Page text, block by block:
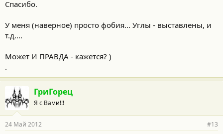
с
и
Спасибо.
У меня (наверное) просто фобия... Углы - выставлены, и
т.д....
Может И ПРАВДА - кажется? )
.
ГриГорец
Я с Вами!!!
24 Май 2012 #13